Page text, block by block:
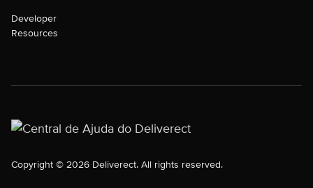
Developer
Resources
Copyright © 2026 Deliverect. All rights reserved.